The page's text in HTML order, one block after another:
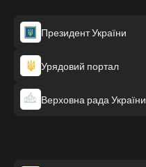
Президент України
Урядовий портал
Верховна рада України